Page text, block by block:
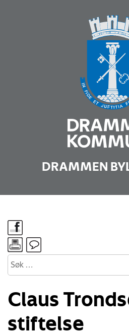
DRAMMEN
Claus
stiftelse